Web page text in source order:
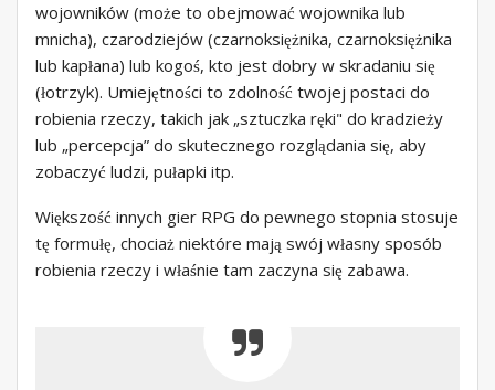
wojowników (może to obejmować wojownika lub
mnicha), czarodziejów (czarnoksiężnika, czarnoksiężnika
lub kapłana) lub kogoś, kto jest dobry w skradaniu się
(łotrzyk). Umiejętności to zdolność twojej postaci do
robienia rzeczy, takich jak „sztuczka ręki" do kradzieży
lub „percepcja” do skutecznego rozglądania się, aby
zobaczyć ludzi, pułapki itp.
Większość innych gier RPG do pewnego stopnia stosuje
tę formułę, chociaż niektóre mają swój własny sposób
robienia rzeczy i właśnie tam zaczyna się zabawa.